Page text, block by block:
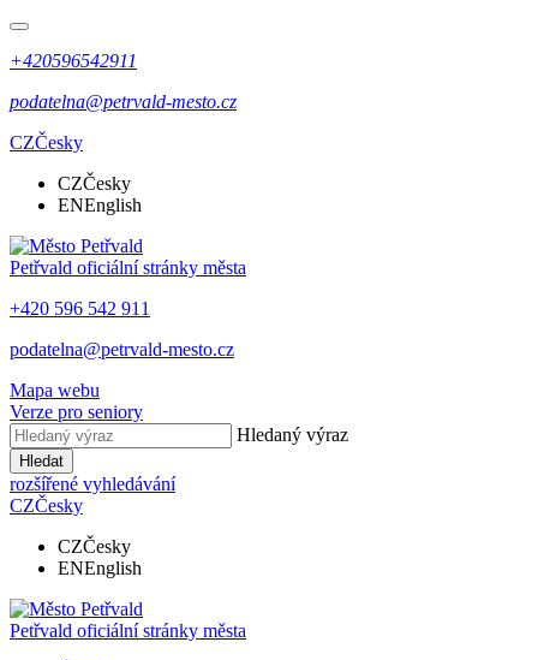
+420596542911
podatelna@petrvald-mesto.cz
CZČesky
CZČesky
ENEnglish
Petřvald oficiální stránky města
+420 596 542 911
podatelna@petrvald-mesto.cz
Mapa webu
Verze pro seniory
Hledaný výraz
Hledat
rozšířené vyhledávání
CZČesky
CZČesky
ENEnglish
Petřvald oficiální stránky města